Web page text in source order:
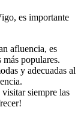
es importante
afluencia, es
más populares.
y adecuadas al
siempre las